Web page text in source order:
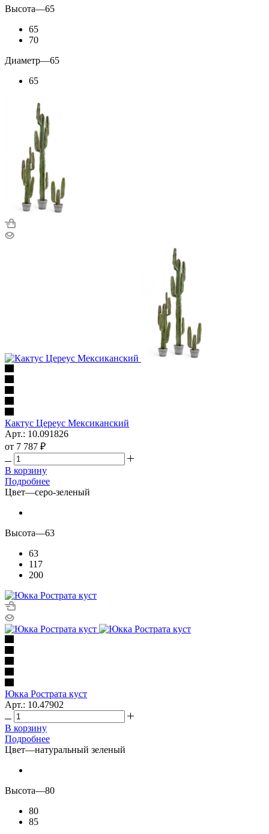
Высота—65
65
70
Диаметр—65
65
Кактус Цереус Мексиканский
Арт.: 10.091826
от 7 787 ₽
В корзину
Подробнее
Цвет—серо-зеленый
Высота—63
63
117
200
Юкка Рострата куст
Арт.: 10.47902
В корзину
Подробнее
Цвет—натуральный зеленый
Высота—80
80
85